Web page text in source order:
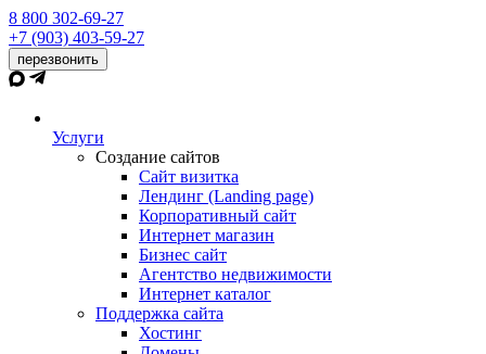
8 800 302-69-27
+7 (903) 403-59-27
перезвонить
Услуги
Создание сайтов
Сайт визитка
Лендинг (Landing page)
Корпоративный сайт
Интернет магазин
Бизнес сайт
Агентство недвижимости
Интернет каталог
Поддержка сайта
Хостинг